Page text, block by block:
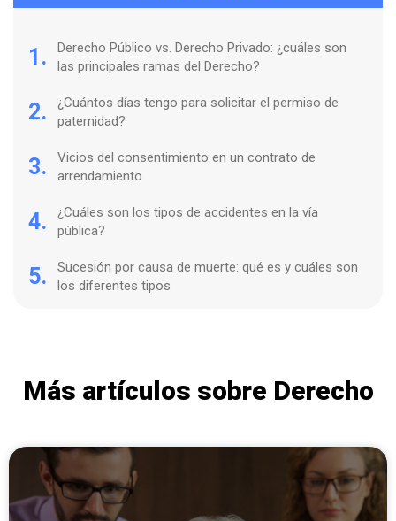
1.
Derecho Público vs. Derecho Privado: ¿cuáles son
las principales ramas del Derecho?
2.
¿Cuántos días tengo para solicitar el permiso de
paternidad?
3.
Vicios del consentimiento en un contrato de
arrendamiento
4.
¿Cuáles son los tipos de accidentes en la vía
pública?
5.
Sucesión por causa de muerte: qué es y cuáles son
los diferentes tipos
Más artículos sobre Derecho